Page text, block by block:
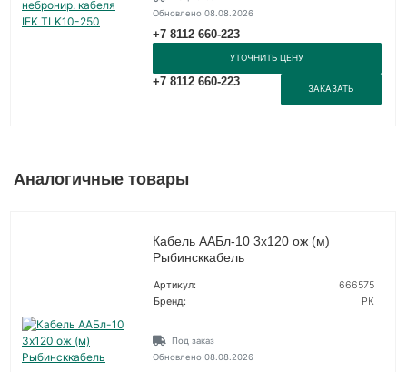
Обновлено 08.08.2026
+7 8112 660-223
УТОЧНИТЬ ЦЕНУ
+7 8112 660-223
ЗАКАЗАТЬ
Аналогичные товары
Кабель ААБл-10 3х120 ож (м)
Рыбинсккабель
Артикул:
666575
Бренд:
РК
Под заказ
Обновлено 08.08.2026